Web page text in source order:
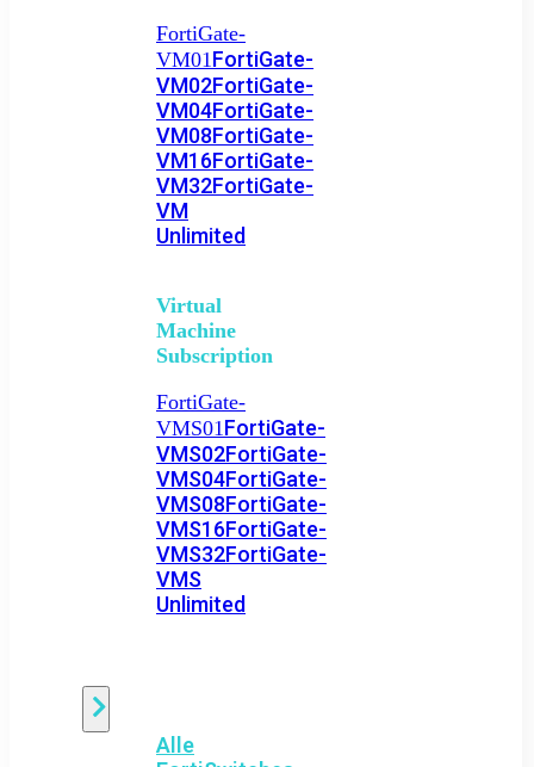
FortiGate-
VM01FortiGate-
VM02FortiGate-
VM04FortiGate-
VM08FortiGate-
VM16FortiGate-
VM32FortiGate-
VM
Unlimited
Virtual
Machine
Subscription
FortiGate-
VMS01FortiGate-
VMS02FortiGate-
VMS04FortiGate-
VMS08FortiGate-
VMS16FortiGate-
VMS32FortiGate-
VMS
Unlimited
Alle